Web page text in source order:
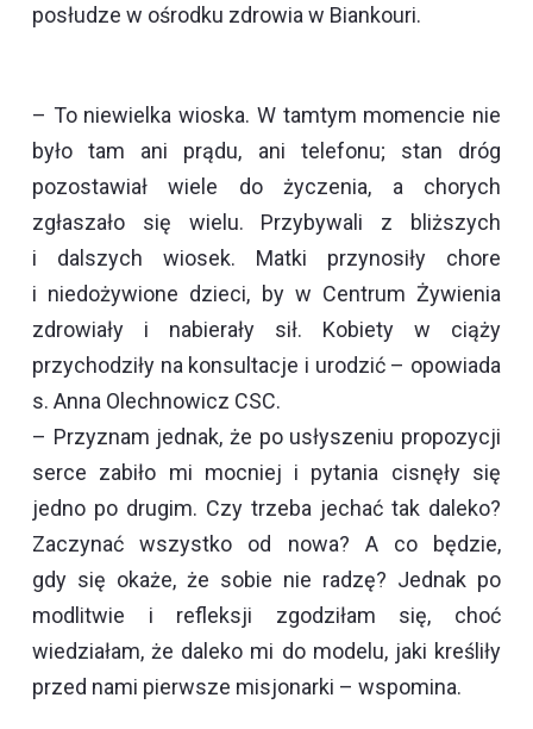
posłudze w ośrodku zdrowia w Biankouri.
– To niewielka wioska. W tamtym momencie nie
było tam ani prądu, ani telefonu; stan dróg
pozostawiał wiele do życzenia, a chorych
zgłaszało się wielu. Przybywali z bliższych
i dalszych wiosek. Matki przynosiły chore
i niedożywione dzieci, by w Centrum Żywienia
zdrowiały i nabierały sił. Kobiety w ciąży
przychodziły na konsultacje i urodzić – opowiada
s. Anna Olechnowicz CSC.
– Przyznam jednak, że po usłyszeniu propozycji
serce zabiło mi mocniej i pytania cisnęły się
jedno po drugim. Czy trzeba jechać tak daleko?
Zaczynać wszystko od nowa? A co będzie,
gdy się okaże, że sobie nie radzę? Jednak po
modlitwie i refleksji zgodziłam się, choć
wiedziałam, że daleko mi do modelu, jaki kreśliły
przed nami pierwsze misjonarki – wspomina.